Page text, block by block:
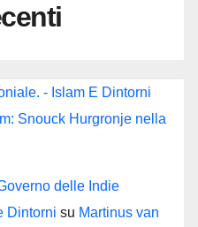
- Islam E Dintorni
Snouck Hurgronje nella
delle Indie
Dintorni su Martinus van